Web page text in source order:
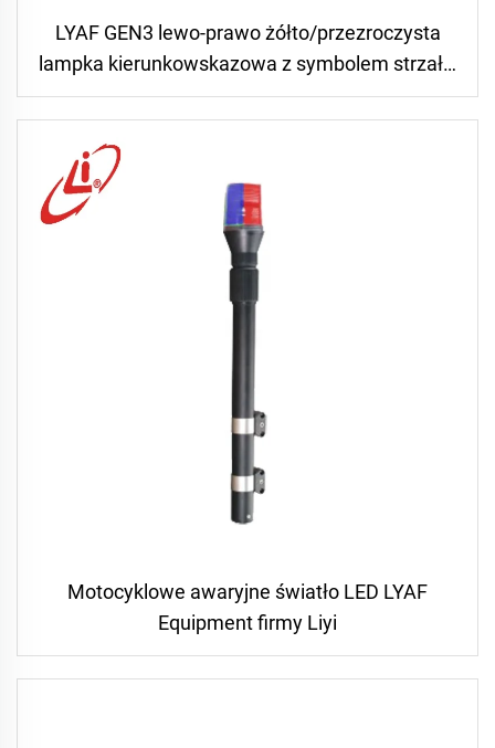
LYAF GEN3 lewo-prawo żółto/przezroczysta
lampka kierunkowskazowa z symbolem strzałki
do ciężarówek
Motocyklowe awaryjne światło LED LYAF
Equipment firmy Liyi